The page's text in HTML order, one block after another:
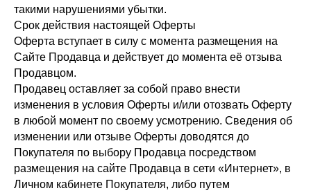
такими нарушениями убытки.
Срок действия настоящей Оферты
Оферта вступает в силу с момента размещения на
Сайте Продавца и действует до момента её отзыва
Продавцом.
Продавец оставляет за собой право внести
изменения в условия Оферты и/или отозвать Оферту
в любой момент по своему усмотрению. Сведения об
изменении или отзыве Оферты доводятся до
Покупателя по выбору Продавца посредством
размещения на сайте Продавца в сети «Интернет», в
Личном кабинете Покупателя, либо путем